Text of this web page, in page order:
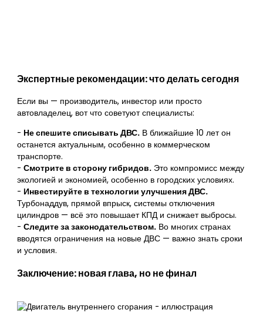
Экспертные рекомендации: что делать сегодня
Если вы — производитель, инвестор или просто
автовладелец, вот что советуют специалисты:
- Не спешите списывать ДВС. В ближайшие 10 лет он
останется актуальным, особенно в коммерческом
транспорте.
-Смотрите в сторону гибридов. Это компромисс между
экологией и экономией, особенно в городских условиях.
- Инвестируйте в технологии улучшения ДВС.
Турбонаддув, прямой впрыск, системы отключения
цилиндров — всё это повышает КПД и снижает выбросы.
-Следите за законодательством. Во многих странах
вводятся ограничения на новые ДВС — важно знать сроки
и условия.
Заключение: новая глава, но не финал